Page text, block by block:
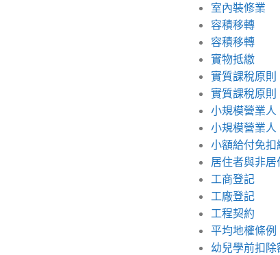
室內裝修業
容積移轉
容積移轉
實物抵繳
實質課稅原則
實質課稅原則
小規模營業人
小規模營業人
小額給付免扣
居住者與非居
工商登記
工廠登記
工程契約
平均地權條例
幼兒學前扣除